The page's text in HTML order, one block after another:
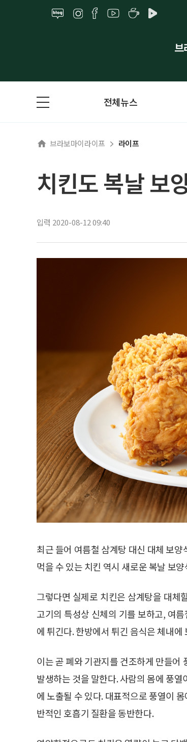
전체뉴스
브라보마이라이프 라이프
치킨도 복날 보
입력 2020-08-12 09:40
최근 들어 여름철 삼계탕 대신 대체 보
먹을 수 있는 치킨 역시 새로운 복날 보
그렇다면 실제로 치킨은 삼계탕을 대체
고기의 특성상 신체의 기를 보하고, 여
에 튀긴다. 한방에서 튀긴 음식은 체내
이는 곧 폐와 기관지를 건조하게 만들
발생하는 것을 말한다. 사람의 몸에 풍
에 노출될 수 있다. 대표적으로 풍열이
반적인 호흡기 질환을 동반한다.